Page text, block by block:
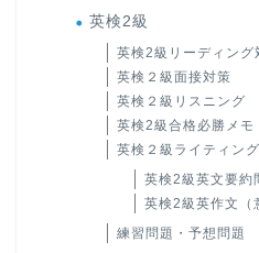
英検2級
英検2級リーディング
英検２級面接対策
英検２級リスニング
英検2級合格必勝メモ
英検２級ライティング
英検2級英文要約
英検2級英作文（
練習問題・予想問題